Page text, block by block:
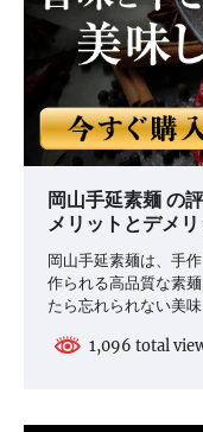
岡山手延素麺 の
メリットとデメ
岡山手延素麺は、手
作られる高品質な素
たら忘れられない美味
1,096 total